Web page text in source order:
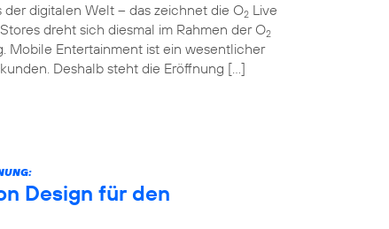
digitalen Welt – das zeichnet die O2 Live
dreht sich diesmal im Rahmen der O2
Mobile Entertainment ist ein wesentlicher
Deshalb steht die Eröffnung […]
Design für den